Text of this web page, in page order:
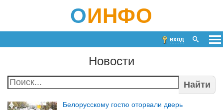
ОИНФО
вход
Новости
Найти
Белорусскому гостю оторвали дверь